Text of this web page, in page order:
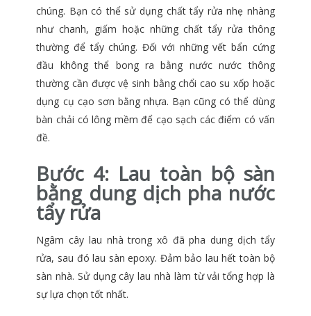
chúng. Bạn có thể sử dụng chất tẩy rửa nhẹ nhàng
như chanh, giấm hoặc những chất tẩy rửa thông
thường để tẩy chúng. Đối với những vết bẩn cứng
đầu không thể bong ra bằng nước nước thông
thường cần được vệ sinh bằng chổi cao su xốp hoặc
dụng cụ cạo sơn bằng nhựa. Bạn cũng có thể dùng
bàn chải có lông mềm để cạo sạch các điểm có vấn
đề.
Bước 4: Lau toàn bộ sàn
bằng dung dịch pha nước
tẩy rửa
Ngâm cây lau nhà trong xô đã pha dung dịch tẩy
rửa, sau đó lau sàn epoxy. Đảm bảo lau hết toàn bộ
sàn nhà. Sử dụng cây lau nhà làm từ vải tổng hợp là
sự lựa chọn tốt nhất.